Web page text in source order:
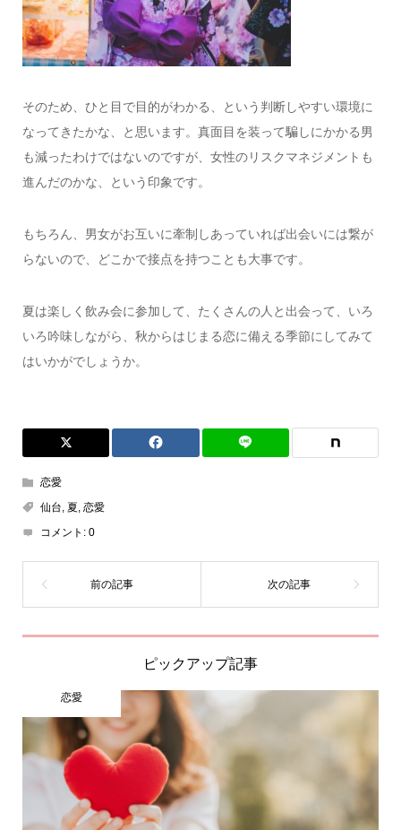
そのため、ひと目で目的がわかる、という判断しやすい環境に
なってきたかな、と思います。真面目を装って騙しにかかる男
も減ったわけではないのですが、女性のリスクマネジメントも
進んだのかな、という印象です。
もちろん、男女がお互いに牽制しあっていれば出会いには繋が
らないので、どこかで接点を持つことも大事です。
夏は楽しく飲み会に参加して、たくさんの人と出会って、いろ
いろ吟味しながら、秋からはじまる恋に備える季節にしてみて
はいかがでしょうか。
恋愛
仙台, 夏, 恋愛
コメント: 0
ピックアップ記事
恋愛